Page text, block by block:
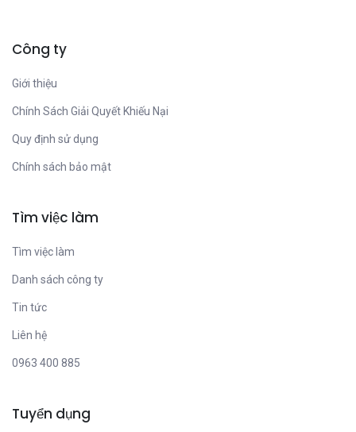
Công ty
Giới thiệu
Chính Sách Giải Quyết Khiếu Nại
Quy định sử dụng
Chính sách bảo mật
Tìm việc làm
Tìm việc làm
Danh sách công ty
Tin tức
Liên hệ
0963 400 885
Tuyển dụng